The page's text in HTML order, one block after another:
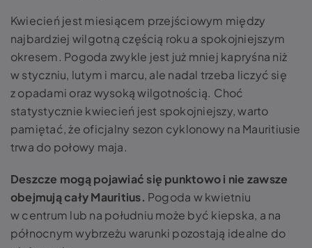
Kwiecień jest miesiącem przejściowym między
najbardziej wilgotną częścią roku a spokojniejszym
okresem. Pogoda zwykle jest już mniej kapryśna niż
w styczniu, lutym i marcu, ale nadal trzeba liczyć się
z opadami oraz wysoką wilgotnością. Choć
statystycznie kwiecień jest spokojniejszy, warto
pamiętać, że oficjalny sezon cyklonowy na Mauritiusie
trwa do połowy maja.
Deszcze mogą pojawiać się punktowo i nie zawsze
obejmują cały Mauritius. Pogoda w kwietniu
w centrum lub na południu może być kiepska, a na
północnym wybrzeżu warunki pozostają idealne do